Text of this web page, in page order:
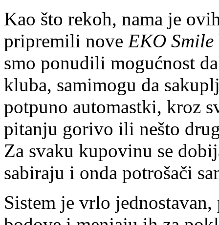
Kao što rekoh, nama je
pripremili nove EKO Smile
smo ponudili mogućnost
kluba, samimogu da
potpuno automastki, kroz
pitanju gorivo ili nešto
Za svaku kupovinu se
sabiraju i onda potrošači
Sistem je vrlo